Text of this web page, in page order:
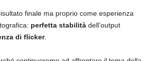
finale ma proprio come esperienza
perfetta stabilità dell’output
di flicker.